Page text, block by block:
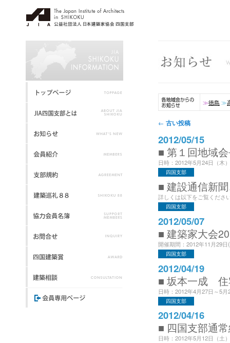
≫徳島 ≫
投稿ナビゲーション
← 古い投稿
2012/05/15
■ 第１回地域
日時：2012年5月24日（
四国支部
■ 建設通信新
詳しくは以下をご覧くださ
四国支部
2012/05/07
■ 建築家大会
開催期間：2012年11月29
四国支部
2012/04/19
■ 坂本一成
日時：2012年4月27日～5
四国支部
2012/04/16
■ 四国支部通
日時：2012年5月12日（土